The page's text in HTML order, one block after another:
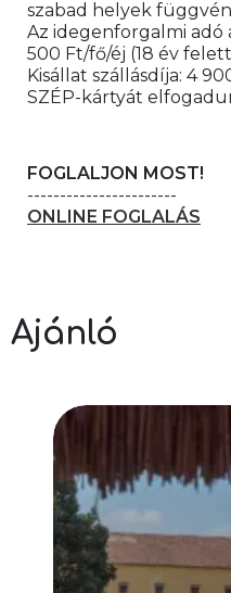
szabad helyek
Az idegenforgalmi adó
500 Ft/fő/éj (18 év
Kisállat szállásdíja: 4
SZÉP-kártyát
FOGLALJON MOST!
-----------------------
ONLINE FOGLALÁS
Ajánló